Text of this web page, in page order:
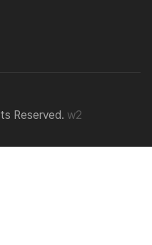
Reserved. w2